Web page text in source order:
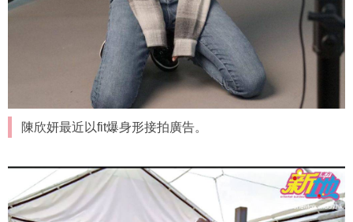
陳欣妍最近以fit爆身形接拍廣告。